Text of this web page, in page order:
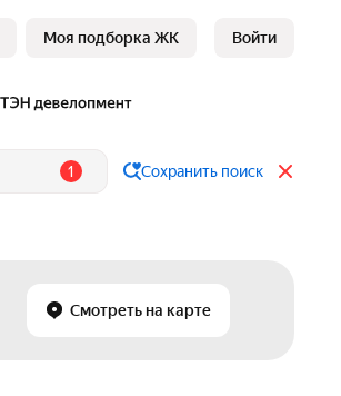
Моя подборка ЖК Войти
1 Сохранить поиск
Смотреть на карте